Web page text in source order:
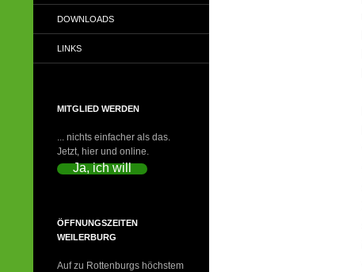
DOWNLOADS
LINKS
MITGLIED WERDEN
... nichts einfacher als das.
Jetzt, hier und online.
Ja, ich will
ÖFFNUNGSZEITEN
WEILERBURG
Auf zu Rottenburgs höchstem